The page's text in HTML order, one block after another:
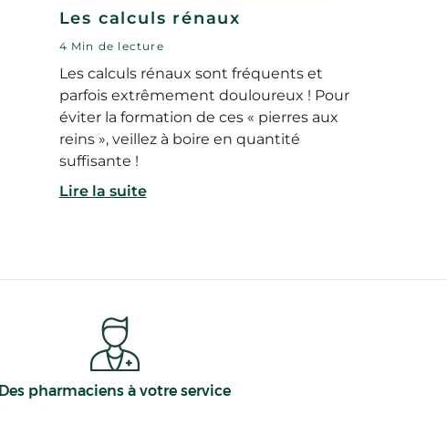
Les calculs rénaux
4 Min de lecture
Les calculs rénaux sont fréquents et
parfois extrêmement douloureux ! Pour
éviter la formation de ces « pierres aux
reins », veillez à boire en quantité
suffisante !
Lire la suite
Des pharmaciens à votre service